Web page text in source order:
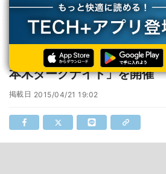
TECH+ テクノロジー
ものづくり
東京都・六本木でライゾマ真鍋らが語る「六本木
東京都・六本木でライゾマ
本木ダークナイト」を開催
掲載日 2015/04/21 19:02